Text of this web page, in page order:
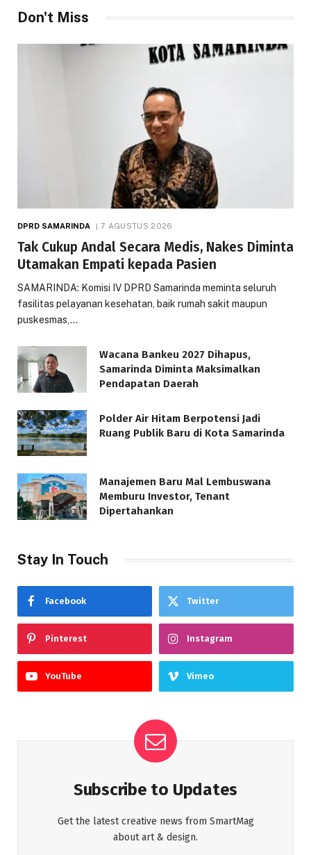
Don't Miss
DPRD SAMARINDA 7 AGUSTUS 2026
Tak Cukup Andal Secara Medis, Nakes Diminta
Utamakan Empati kepada Pasien
SAMARINDA: Komisi IV DPRD Samarinda meminta seluruh
fasilitas pelayanan kesehatan, baik rumah sakit maupun
puskesmas,…
Wacana Bankeu 2027 Dihapus,
Samarinda Diminta Maksimalkan
Pendapatan Daerah
Polder Air Hitam Berpotensi Jadi
Ruang Publik Baru di Kota Samarinda
Manajemen Baru Mal Lembuswana
Memburu Investor, Tenant
Dipertahankan
Stay In Touch
Facebook Twitter
Pinterest Instagram
YouTube Vimeo
Subscribe to Updates
Get the latest creative news from SmartMag
about art & design.